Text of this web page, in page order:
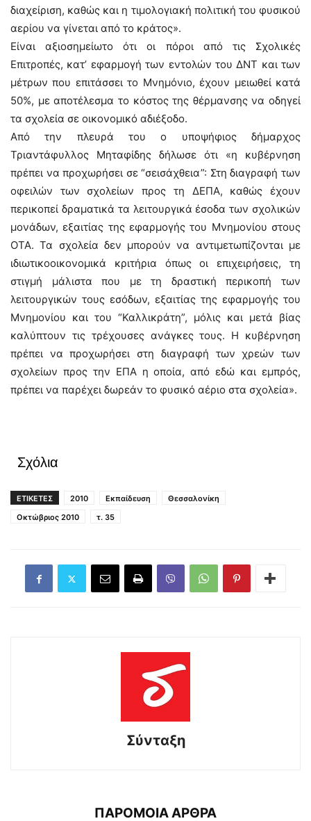
διαχείριση, καθώς και η τιμολογιακή πολιτική του φυσικού
αερίου να γίνεται από το κράτος».
Είναι αξιοσημείωτο ότι οι πόροι από τις Σχολικές
Επιτροπές, κατ’ εφαρμογή των εντολών του ΔΝΤ και των
μέτρων που επιτάσσει το Μνημόνιο, έχουν μειωθεί κατά
50%, με αποτέλεσμα το κόστος της θέρμανσης να οδηγεί
τα σχολεία σε οικονομικό αδιέξοδο.
Από την πλευρά του ο υποψήφιος δήμαρχος
Τριαντάφυλλος Μηταφίδης δήλωσε ότι «η κυβέρνηση
πρέπει να προχωρήσει σε “σεισάχθεια”: Στη διαγραφή των
οφειλών των σχολείων προς τη ΔΕΠΑ, καθώς έχουν
περικοπεί δραματικά τα λειτουργικά έσοδα των σχολικών
μονάδων, εξαιτίας της εφαρμογής του Μνημονίου στους
ΟΤΑ. Τα σχολεία δεν μπορούν να αντιμετωπίζονται με
ιδιωτικοοικονομικά κριτήρια όπως οι επιχειρήσεις, τη
στιγμή μάλιστα που με τη δραστική περικοπή των
λειτουργικών τους εσόδων, εξαιτίας της εφαρμογής του
Μνημονίου και του “Καλλικράτη”, μόλις και μετά βίας
καλύπτουν τις τρέχουσες ανάγκες τους. Η κυβέρνηση
πρέπει να προχωρήσει στη διαγραφή των χρεών των
σχολείων προς την ΕΠΑ η οποία, από εδώ και εμπρός,
πρέπει να παρέχει δωρεάν το φυσικό αέριο στα σχολεία».
Σχόλια
ΕΤΙΚΕΤΕΣ 2010 Εκπαίδευση
Θεσσαλονίκη
Οκτώβριος 2010
τ. 35
Σύνταξη
ΠΑΡΟΜΟΙΑ ΑΡΘΡΑ